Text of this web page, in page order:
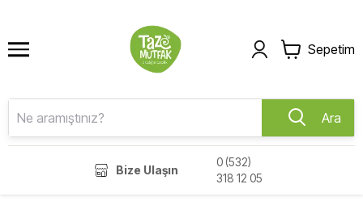
Sepetim
Ara
Bize Ulaşın
0 (532)
318 12 05